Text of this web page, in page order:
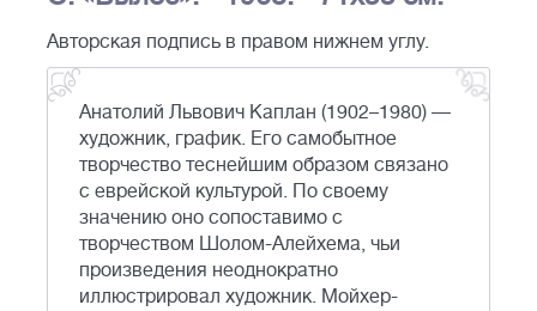
Авторская подпись в правом нижнем углу.
Анатолий Львович Каплан (1902–1980) —
художник, график. Его самобытное
творчество теснейшим образом связано
с еврейской культурой. По своему
значению оно сопоставимо с
творчеством Шолом-Алейхема, чьи
произведения неоднократно
иллюстрировал художник. Мойхер-